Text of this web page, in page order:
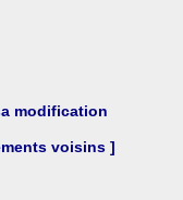
modification
voisins ]